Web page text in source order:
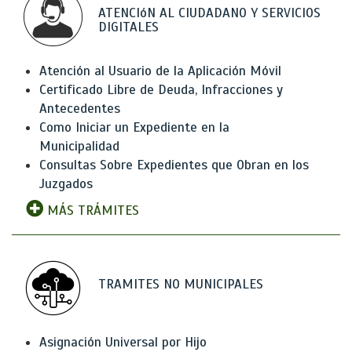
ATENCIóN AL CIUDADANO Y SERVICIOS
DIGITALES
Atención al Usuario de la Aplicación Móvil
Certificado Libre de Deuda, Infracciones y
Antecedentes
Como Iniciar un Expediente en la
Municipalidad
Consultas Sobre Expedientes que Obran en los
Juzgados
MÁS TRÁMITES
TRAMITES NO MUNICIPALES
Asignación Universal por Hijo